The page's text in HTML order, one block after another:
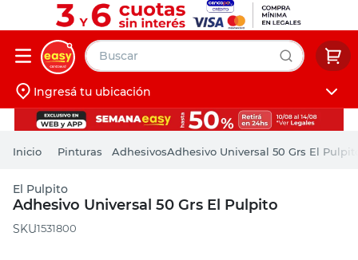
Buscar
Iniciá sesión
Ingresá tu ubicación
Pinturas AdhesivosAdhesivo Universal 50 Grs El
El Pulpito
Adhesivo Universal 50 Grs El Pulpito
:1531800
muebles
pintura
escritorio
puertas